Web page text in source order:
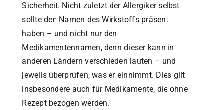
Sicherheit. Nicht zuletzt der Allergiker selbst
sollte den Namen des Wirkstoffs präsent
haben – und nicht nur den
Medikamentennamen, denn dieser kann in
anderen Ländern verschieden lauten – und
jeweils überprüfen, was er einnimmt. Dies gilt
insbesondere auch für Medikamente, die ohne
Rezept bezogen werden.